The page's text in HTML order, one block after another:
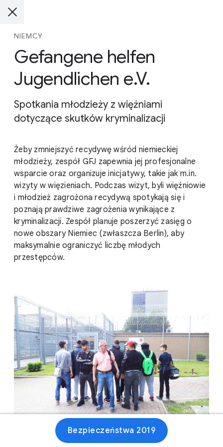
NIEMCY
Gefangene helfen
Jugendlichen e.V.
Spotkania młodzieży z więźniami
dotyczące skutków kryminalizacji
Żeby zmniejszyć recydywę wśród niemieckiej
młodzieży, zespół GFJ zapewnia jej profesjonalne
wsparcie oraz organizuje inicjatywy, takie jak m.in.
wizyty w więzieniach. Podczas wizyt, byli więźniowie
i młodzież zagrożona recydywą spotykają się i
poznają prawdziwe zagrożenia wynikające z
kryminalizacji. Zespół planuje poszerzyć zasięg o
nowe obszary Niemiec (zwłaszcza Berlin), aby
maksymalnie ograniczyć liczbę młodych
przestępców.
Bezpieczeństwa 2019